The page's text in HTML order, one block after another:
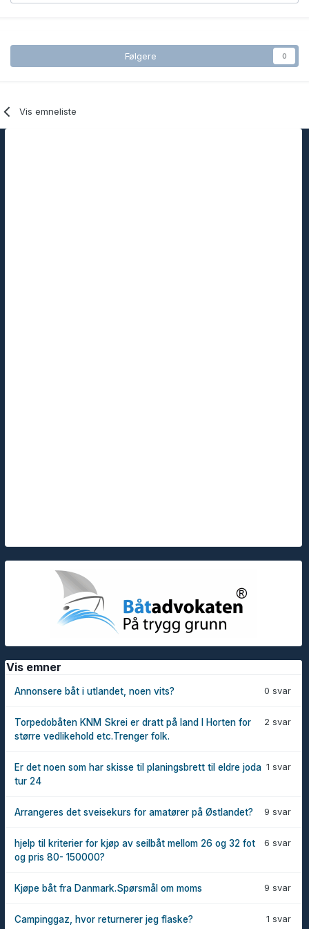
Følgere 0
Vis emneliste
Vis emner
0 svar
Annonsere båt i utlandet, noen vits?
2 svar
Torpedobåten KNM Skrei er dratt på land I Horten for
større vedlikehold etc.Trenger folk.
1 svar
Er det noen som har skisse til planingsbrett til eldre joda
tur 24
9 svar
Arrangeres det sveisekurs for amatører på Østlandet?
6 svar
hjelp til kriterier for kjøp av seilbåt mellom 26 og 32 fot
og pris 80- 150000?
9 svar
Kjøpe båt fra Danmark.Spørsmål om moms
1 svar
Campinggaz, hvor returnerer jeg flaske?